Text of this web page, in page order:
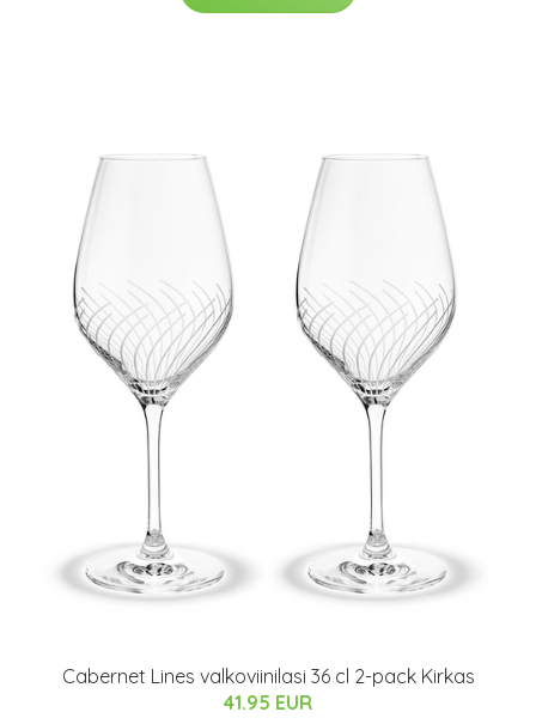
Cabernet Lines valkoviinilasi 36 cl 2-pack Kirkas
41.95 EUR